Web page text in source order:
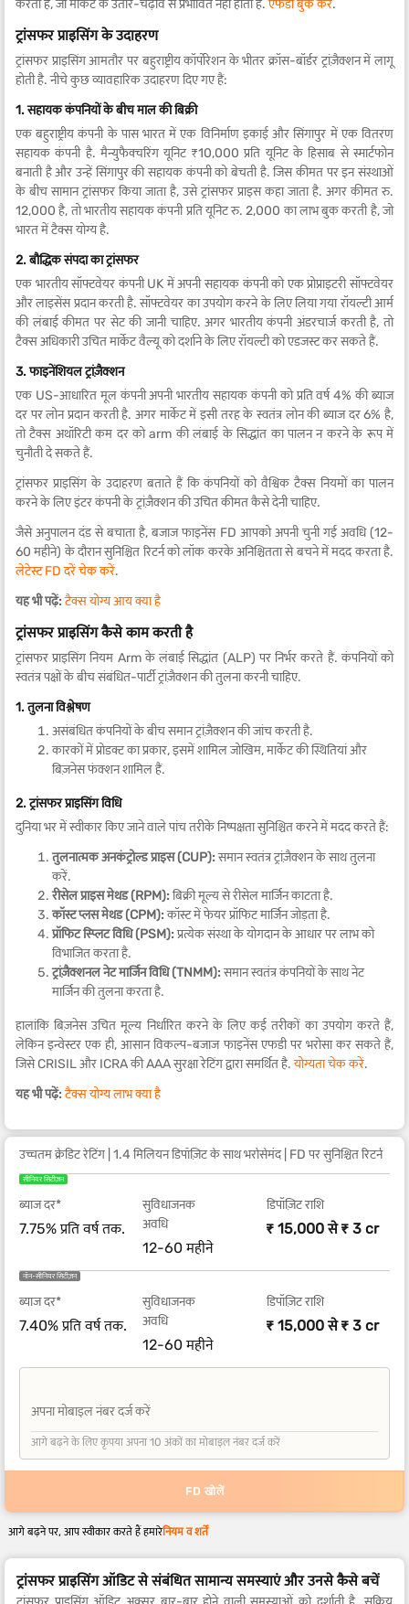
करता है, जो मार्केट के उतार-चढ़ाव से प्रभावित नहीं होता है.एफडी बुक करें.
ट्रांसफर प्राइसिंग के उदाहरण
ट्रांसफर प्राइसिंग आमतौर पर बहुराष्ट्रीय कॉर्पोरेशन के भीतर क्रॉस-बॉर्डर ट्रांज़ैक्शन में लागू
होती है. नीचे कुछ व्यावहारिक उदाहरण दिए गए हैं:
1. सहायक कंपनियों के बीच माल की बिक्री
एक बहुराष्ट्रीय कंपनी के पास भारत में एक विनिर्माण इकाई और सिंगापुर में एक वितरण
सहायक कंपनी है. मैन्युफैक्चरिंग यूनिट ₹10,000 प्रति यूनिट के हिसाब से स्मार्टफोन
बनाती है और उन्हें सिंगापुर की सहायक कंपनी को बेचती है. जिस कीमत पर इन संस्थाओं
के बीच सामान ट्रांसफर किया जाता है, उसे ट्रांसफर प्राइस कहा जाता है. अगर कीमत रु.
12,000 है, तो भारतीय सहायक कंपनी प्रति यूनिट रु. 2,000 का लाभ बुक करती है, जो
भारत में टैक्स योग्य है.
2. बौद्धिक संपदा का ट्रांसफर
एक भारतीय सॉफ्टवेयर कंपनी UK में अपनी सहायक कंपनी को एक प्रोप्राइटरी सॉफ्टवेयर
और लाइसेंस प्रदान करती है. सॉफ्टवेयर का उपयोग करने के लिए लिया गया रॉयल्टी आर्म
की लंबाई कीमत पर सेट की जानी चाहिए. अगर भारतीय कंपनी अंडरचार्ज करती है, तो
टैक्स अधिकारी उचित मार्केट वैल्यू को दर्शाने के लिए रॉयल्टी को एडजस्ट कर सकते हैं.
3. फाइनेंशियल ट्रांज़ैक्शन
एक US-आधारित मूल कंपनी अपनी भारतीय सहायक कंपनी को प्रति वर्ष 4% की ब्याज
दर पर लोन प्रदान करती है. अगर मार्केट में इसी तरह के स्वतंत्र लोन की ब्याज दर 6% है,
तो टैक्स अथॉरिटी कम दर को arm की लंबाई के सिद्धांत का पालन न करने के रूप में
चुनौती दे सकते हैं.
ट्रांसफर प्राइसिंग के उदाहरण बताते हैं कि कंपनियों को वैश्विक टैक्स नियमों का पालन
करने के लिए इंटर कंपनी के ट्रांज़ैक्शन की उचित कीमत कैसे देनी चाहिए.
जैसे अनुपालन दंड से बचाता है, बजाज फाइनेंस FD आपको अपनी चुनी गई अवधि (12-
60 महीने) के दौरान सुनिश्चित रिटर्न को लॉक करके अनिश्चितता से बचने में मदद करता है.
लेटेस्ट FD दरें चेक करें.
यह भी पढ़ें: टैक्स योग्य आय क्या है
ट्रांसफर प्राइसिंग कैसे काम करती है
ट्रांसफर प्राइसिंग नियम Arm के लंबाई सिद्धांत (ALP) पर निर्भर करते हैं. कंपनियों को
स्वतंत्र पक्षों के बीच संबंधित-पार्टी ट्रांज़ैक्शन की तुलना करनी चाहिए.
1. तुलना विश्लेषण
असंबंधित कंपनियों के बीच समान ट्रांज़ैक्शन की जांच करती है.
कारकों में प्रोडक्ट का प्रकार, इसमें शामिल जोखिम, मार्केट की स्थितियां और
बिज़नेस फंक्शन शामिल हैं.
2. ट्रांसफर प्राइसिंग विधि
दुनिया भर में स्वीकार किए जाने वाले पांच तरीके निष्पक्षता सुनिश्चित करने में मदद करते हैं:
तुलनात्मक अनकंट्रोल्ड प्राइस (CUP): समान स्वतंत्र ट्रांज़ैक्शन के साथ तुलना
करें.
रीसेल प्राइस मेथड (RPM): बिक्री मूल्य से रीसेल मार्जिन काटता है.
कॉस्ट प्लस मेथड (CPM): कॉस्ट में फेयर प्रॉफिट मार्जिन जोड़ता है.
प्रॉफिट स्प्लिट विधि (PSM): प्रत्येक संस्था के योगदान के आधार पर लाभ को
विभाजित करता है.
ट्रांज़ैक्शनल नेट मार्जिन विधि (TNMM): समान स्वतंत्र कंपनियों के साथ नेट
मार्जिन की तुलना करता है.
हालांकि बिज़नेस उचित मूल्य निर्धारित करने के लिए कई तरीकों का उपयोग करते हैं,
लेकिन इन्वेस्टर एक ही, आसान विकल्प-बजाज फाइनेंस एफडी पर भरोसा कर सकते हैं,
जिसे CRISIL और ICRA की AAA सुरक्षा रेटिंग द्वारा समर्थित है.योग्यता चेक करें.
यह भी पढ़ें: टैक्स योग्य लाभ क्या है
उच्चतम क्रेडिट रेटिंग | 1.4 मिलियन डिपॉज़िट के साथ भरोसेमंद | FD पर सुनिश्चित रिटर्न
सीनियर सिटीज़न
ब्याज दर*
7.75% प्रति वर्ष तक.
सुविधाजनक
अवधि
12-60 महीने
डिपॉज़िट राशि
₹ 15,000 से ₹ 3 cr
नॉन-सीनियर सिटीज़न
ब्याज दर*
7.40% प्रति वर्ष तक.
सुविधाजनक
अवधि
12-60 महीने
डिपॉज़िट राशि
₹ 15,000 से ₹ 3 cr
+91
अपना मोबाइल नंबर दर्ज करें
आगे बढ़ने के लिए कृपया अपना 10 अंकों का मोबाइल नंबर दर्ज करें
FD खोलें
आगे बढ़ने पर, आप स्वीकार करते हैं हमारेनियम व शर्तें
ट्रांसफर प्राइसिंग ऑडिट से संबंधित सामान्य समस्याएं और उनसे कैसे बचें